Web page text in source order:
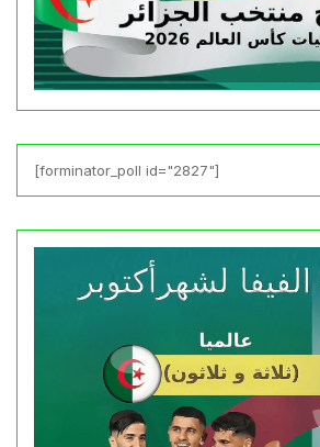
[forminator_poll id="2827"]